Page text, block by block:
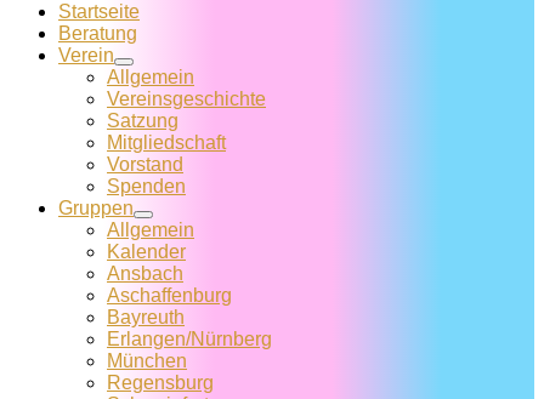
Startseite
Beratung
Verein
Allgemein
Vereins­geschichte
Satzung
Mitglied­schaft
Vorstand
Spenden
Gruppen
Allgemein
Kalender
Ansbach
Aschaffenburg
Bayreuth
Erlangen/Nürnberg
München
Regensburg